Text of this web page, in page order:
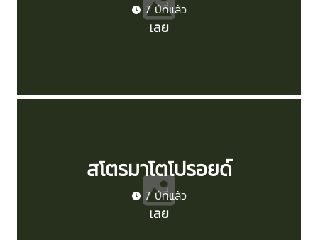
7 ปีที่แล้ว
เลย
สโตรมาโตโปรอยด์
7 ปีที่แล้ว
เลย